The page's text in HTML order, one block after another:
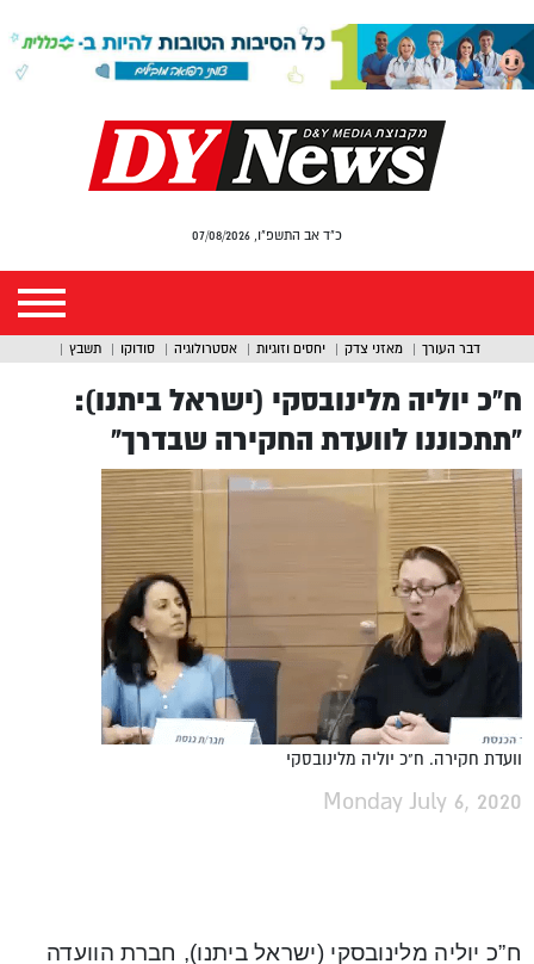
כ"ד אב התשפ"ו, 07/08/2026
דבר העורך מאזני צדק יחסים וזוגיות אסטרולוגיה סודוקו תשבץ
ח”כ יוליה מלינובסקי (ישראל ביתנו):
“תתכוננו לוועדת החקירה שבדרך”
וועדת חקירה. ח"כ יוליה מלינובסקי
Monday July 6, 2020
ח”כ יוליה מלינובסקי (ישראל ביתנו), חברת הוועדה